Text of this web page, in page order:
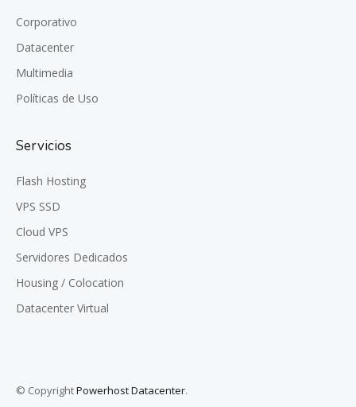
Corporativo
Datacenter
Multimedia
Políticas de Uso
Servicios
Flash Hosting
VPS SSD
Cloud VPS
Servidores Dedicados
Housing / Colocation
Datacenter Virtual
© CopyrightPowerhost Datacenter.